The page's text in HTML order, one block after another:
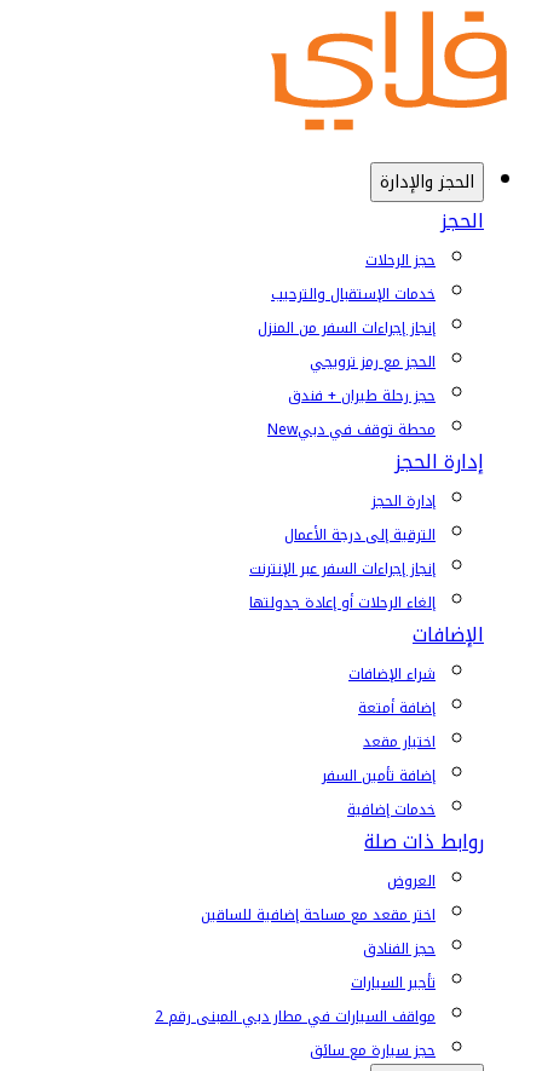
الحجز والإدارة
الحجز
حجز الرحلات
خدمات الإستقبال والترحيب
إنجاز إجراءات السفر من المنزل
الحجز مع رمز ترويجي
حجز رحلة طيران + فندق
محطة توقف في دبيNew
إدارة الحجز
إدارة الحجز
الترقية إلى درجة الأعمال
إنجاز إجراءات السفر عبر الإنترنت
إلغاء الرحلات أو إعادة جدولتها
الإضافات
شراء الإضافات
إضافة أمتعة
اختيار مقعد
إضافة تأمين السفر
خدمات إضافية
روابط ذات صلة
العروض
اختر مقعد مع مساحة إضافية للساقين
حجز الفنادق
تأجير السيارات
مواقف السيارات في مطار دبي المبنى رقم 2
حجز سيارة مع سائق